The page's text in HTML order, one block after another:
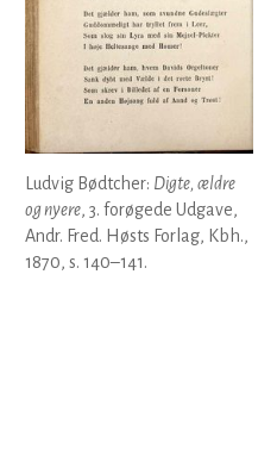
Ludvig Bødtcher: Digte, ældre
og nyere, 3. forøgede Udgave,
Andr. Fred. Høsts Forlag, Kbh.,
1870, s. 140–141.